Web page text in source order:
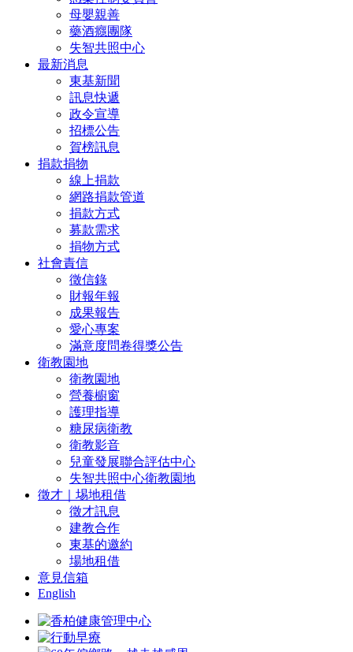
母嬰親善
藥酒癮團隊
失智共照中心
最新消息
東基新聞
訊息快遞
政令宣導
招標公告
賀榜訊息
捐款捐物
線上捐款
網路捐款管道
捐款方式
募款需求
捐物方式
社會責信
徵信錄
財報年報
成果報告
愛心專案
滿意度問卷得獎公告
衛教園地
衛教園地
營養櫥窗
護理指導
糖尿病衛教
衛教影音
兒童發展聯合評估中心
失智共照中心衛教園地
徵才｜埸地租借
徵才訊息
建教合作
東基的邀約
場地租借
意見信箱
English